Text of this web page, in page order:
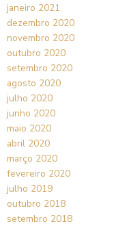
janeiro 2021
dezembro 2020
novembro 2020
outubro 2020
setembro 2020
agosto 2020
julho 2020
junho 2020
maio 2020
abril 2020
março 2020
fevereiro 2020
julho 2019
outubro 2018
setembro 2018